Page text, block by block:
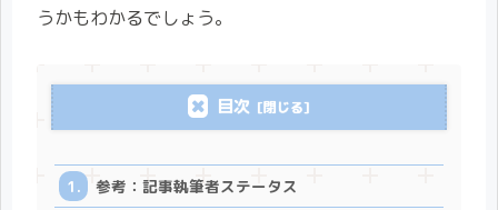
うかもわかるでしょう。
目次
参考：記事執筆者ステータス